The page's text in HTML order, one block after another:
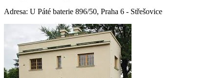
Adresa: U Páté baterie 896/50, Praha 6 - Střešovice